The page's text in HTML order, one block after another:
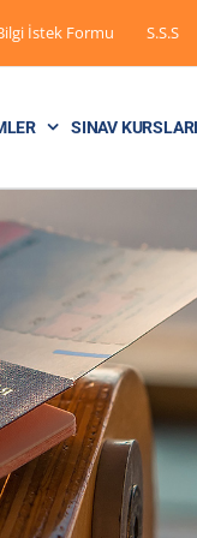
İstek Formu S.S.S
SINAV KURSLARI